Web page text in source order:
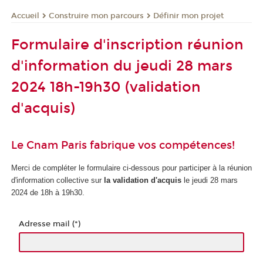
Accueil Construire mon parcours Définir mon projet
Formulaire d'inscription réunion
d'information du jeudi 28 mars
2024 18h-19h30 (validation
d'acquis)
Le Cnam Paris fabrique vos compétences!
Merci de compléter le formulaire ci-dessous pour participer à la réunion
d'information collective sur la validation d'acquis le jeudi 28 mars
2024 de 18h à 19h30.
Adresse mail (*)